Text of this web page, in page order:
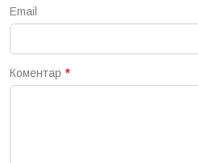
Email
Коментар *